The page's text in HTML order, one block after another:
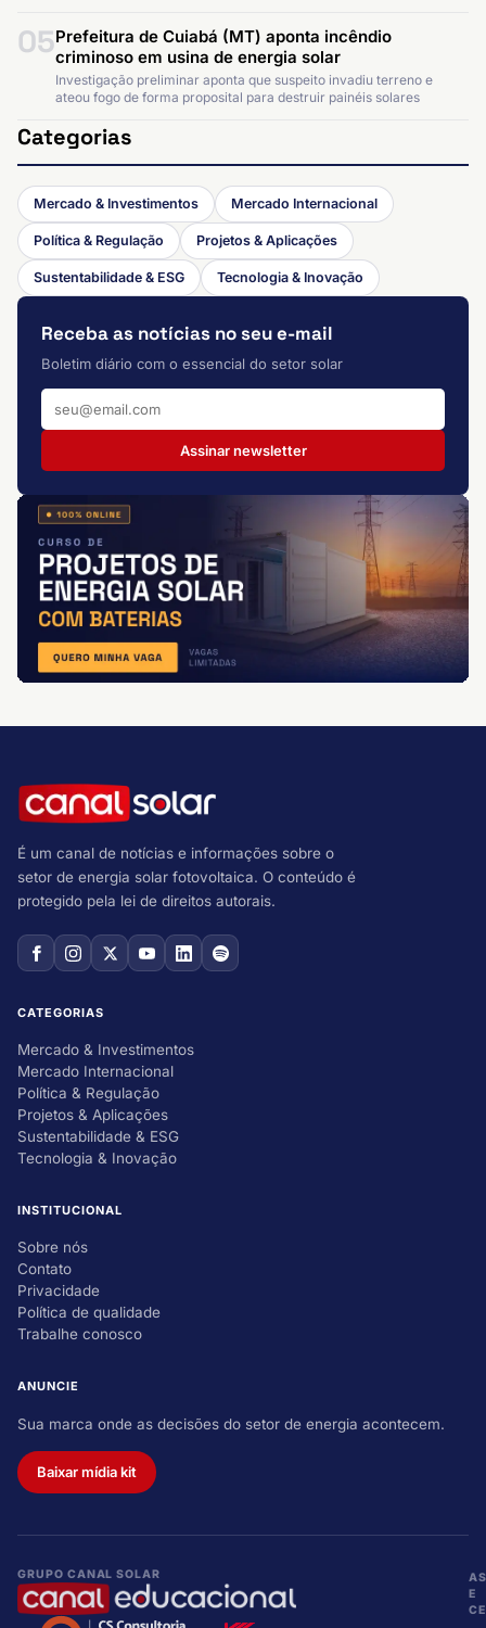
05Prefeitura de Cuiabá (MT) aponta incêndio
criminoso em usina de energia solar
Investigação preliminar aponta que suspeito invadiu terreno e
ateou fogo de forma proposital para destruir painéis solares
Categorias
Mercado & Investimentos Mercado Internacional
Política & Regulação Projetos & Aplicações
Sustentabilidade & ESG Tecnologia & Inovação
Receba as notícias no seu e-mail
Boletim diário com o essencial do setor solar
Assinar newsletter
É um canal de notícias e informações sobre o
setor de energia solar fotovoltaica. O conteúdo é
protegido pela lei de direitos autorais.
CATEGORIAS
Mercado & Investimentos
Mercado Internacional
Política & Regulação
Projetos & Aplicações
Sustentabilidade & ESG
Tecnologia & Inovação
INSTITUCIONAL
Sobre nós
Contato
Privacidade
Política de qualidade
Trabalhe conosco
ANUNCIE
Sua marca onde as decisões do setor de energia acontecem.
Baixar mídia kit
GRUPO CANAL SOLAR
E